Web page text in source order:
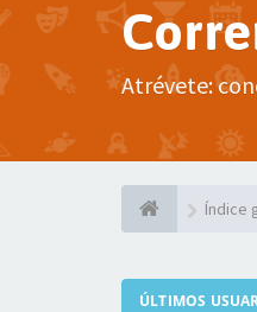
Atrévete:
Índice
ÚLTIMOS